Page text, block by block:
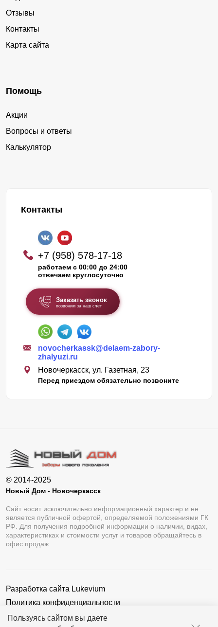
Пользуясь сайтом вы даете
Отзывы
Контакты
Карта сайта
Помощь
Акции
Вопросы и ответы
Калькулятор
Контакты
+7 (958) 578-17-18
работаем с 00:00 до 24:00
отвечаем круглосуточно
Заказать звонок
позвоним за наш счет
novocherkassk@delaem-zabory-
zhalyuzi.ru
Новочеркасск, ул. Газетная, 23
Перед приездом обязательно позвоните
© 2014-2025
Новый Дом - Новочеркасск
Сайт носит исключительно информационный характер и не
является публичной офертой, определяемой положениями ГК
РФ. Для получения подробной информации о наличии, видах,
характеристиках и стоимости услуг и товаров обращайтесь в
офис продаж.
Разработка сайта Lukevium
Политика конфиденциальности
Пользовательское соглашение